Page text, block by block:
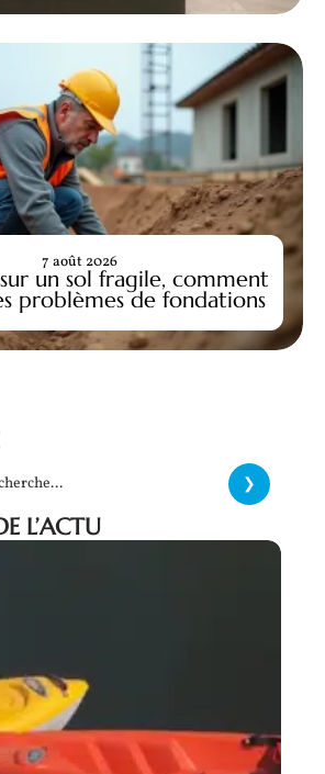
un sol fragile, comment
problèmes de fondations
7 août 2026
L’ACTU